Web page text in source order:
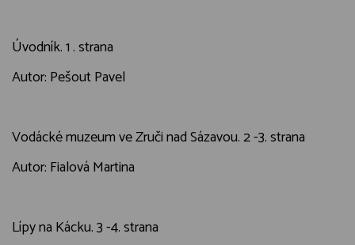
Úvodník. 1 . strana
Autor: Pešout Pavel
Vodácké muzeum ve Zruči nad Sázavou. 2 -3. strana
Autor: Fialová Martina
Lípy na Kácku. 3 -4. strana